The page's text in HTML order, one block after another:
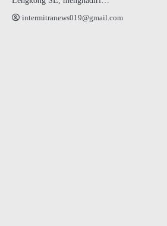
intermitranews019@gmail.com